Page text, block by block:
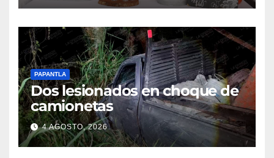
PAPANTLA
Dos lesionados en choque de
camionetas
4 AGOSTO, 2026